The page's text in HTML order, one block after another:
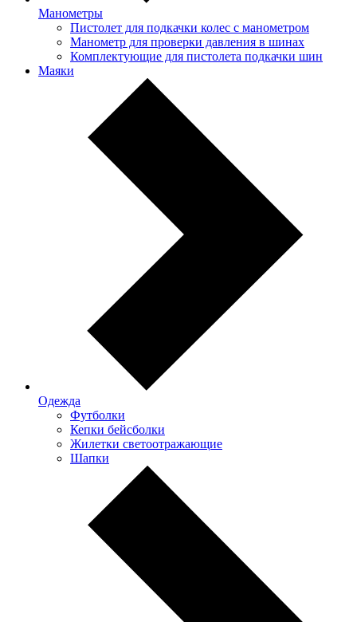
Манометры
Пистолет для подкачки колес с манометром
Манометр для проверки давления в шинах
Комплектующие для пистолета подкачки шин
Маяки
Одежда
Футболки
Кепки бейсболки
Жилетки светоотражающие
Шапки